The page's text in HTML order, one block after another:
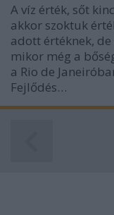
A víz érték, sőt
akkor szoktuk
adott értéknek,
mikor még a
a Rio de
Fejlődés…